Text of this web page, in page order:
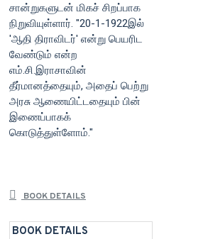
சான்றுகளுடன் மிகச் சிறப்பாக
நிறுவியுள்ளார். "20-1-1922இல்
'ஆதி திராவிடர்' என்று பெயரிட
வேண்டும் என்ற
எம்.சி.இராசாவின்
தீர்மானத்தையும், அதைப் பெற்று
அரசு ஆணையிட்டதையும் பின்
இணைப்பாகக்
கொடுத்துள்ளோம்."
BOOK DETAILS
BOOK DETAILS